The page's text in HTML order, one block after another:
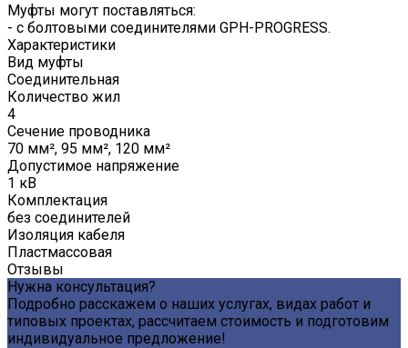
Муфты могут поставляться:
- с болтовыми соединителями GPH-PROGRESS.
Характеристики
Вид муфты
Соединительная
Количество жил
4
Сечение проводника
70 мм², 95 мм², 120 мм²
Допустимое напряжение
1 кВ
Комплектация
без соединителей
Изоляция кабеля
Пластмассовая
Отзывы
Нужна консультация?
Подробно расскажем о наших услугах, видах работ и
типовых проектах, рассчитаем стоимость и подготовим
индивидуальное предложение!